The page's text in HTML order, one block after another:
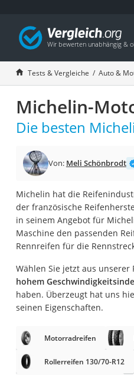
Tests & Vergleiche Auto &
Michelin-
Die besten
Von: Meli Schönbrodt
Michelin hat die
der französische
in seinem Angebot für
Maschine den passenden
Rennreifen für die
Wählen Sie jetzt aus
hohem
haben. Überzeugt hat uns
seinen Eigenschaften.
Motorradreifen
Rollerreifen 130/70-R12